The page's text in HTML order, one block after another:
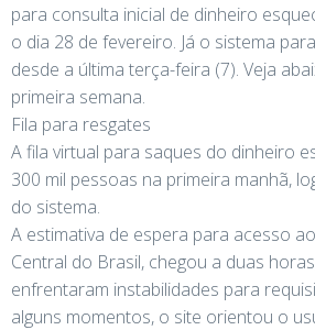
para consulta inicial de dinheiro
o dia 28 de fevereiro. Já o sistema
desde a última terça-feira (7). Veja
primeira semana.
Fila para resgates
A fila virtual para saques do dinheiro
300 mil pessoas na primeira manhã,
do sistema.
A estimativa de espera para acesso
Central do Brasil, chegou a duas
enfrentaram instabilidades para
alguns momentos, o site orientou o